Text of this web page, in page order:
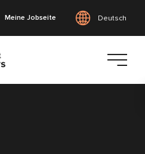
Meine Jobseite Deutsch